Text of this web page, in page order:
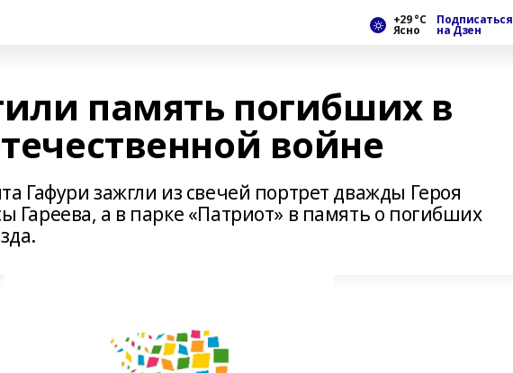
+29 °С
Ясно
Подписаться
на Дзен
память погибших в
войне
Гафури зажгли из свечей портрет дважды Героя
Гареева, а в парке «Патриот» в память о погибших